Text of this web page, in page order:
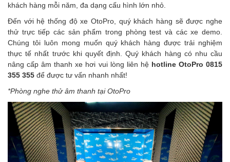
khách hàng mỗi năm, đa dạng cấu hình lớn nhỏ.
Đến với hệ thống độ xe OtoPro, quý khách hàng sẽ được nghe
thử trực tiếp các sản phẩm trong phòng test và các xe demo.
Chúng tôi luôn mong muốn quý khách hàng được trải nghiệm
thực tế nhất trước khi quyết định. Quý khách hàng có nhu cầu
nâng cấp âm thanh xe hơi vui lòng liên hệ hotline OtoPro 0815
355 355 để được tư vấn nhanh nhất!
*Phòng nghe thử âm thanh tại OtoPro